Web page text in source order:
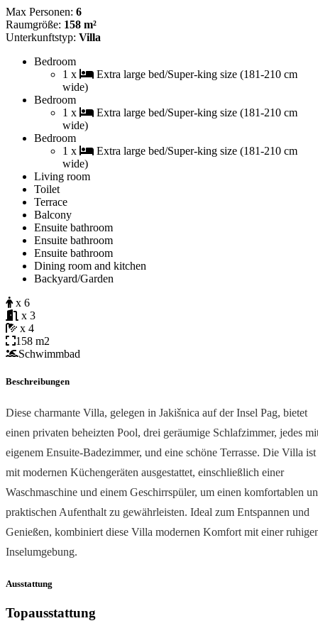
Max Personen: 6
Raumgröße: 158 m²
Unterkunftstyp: Villa
Bedroom
1 x
Extra large bed/Super-king size (181-210 cm
wide)
Bedroom
1 x
Extra large bed/Super-king size (181-210 cm
wide)
Bedroom
1 x
Extra large bed/Super-king size (181-210 cm
wide)
Living room
Toilet
Terrace
Balcony
Ensuite bathroom
Ensuite bathroom
Ensuite bathroom
Dining room and kitchen
Backyard/Garden
x 6
x 3
x 4
158 m2
Schwimmbad
Beschreibungen
Diese charmante Villa, gelegen in Jakišnica auf der Insel Pag, bietet
einen privaten beheizten Pool, drei geräumige Schlafzimmer, jedes
eigenem Ensuite-Badezimmer, und eine schöne Terrasse. Die Villa ist
mit modernen Küchengeräten ausgestattet, einschließlich einer
Waschmaschine und einem Geschirrspüler, um einen komfortablen
praktischen Aufenthalt zu gewährleisten. Ideal zum Entspannen und
Genießen, kombiniert diese Villa modernen Komfort mit einer
Inselumgebung.
Ausstattung
Topausstattung